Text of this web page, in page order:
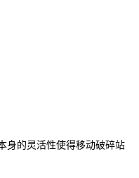
身的灵活性使得移动破碎站